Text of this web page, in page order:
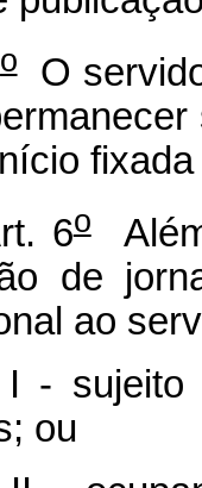
oO
6oAlém
de
ao
à
ou